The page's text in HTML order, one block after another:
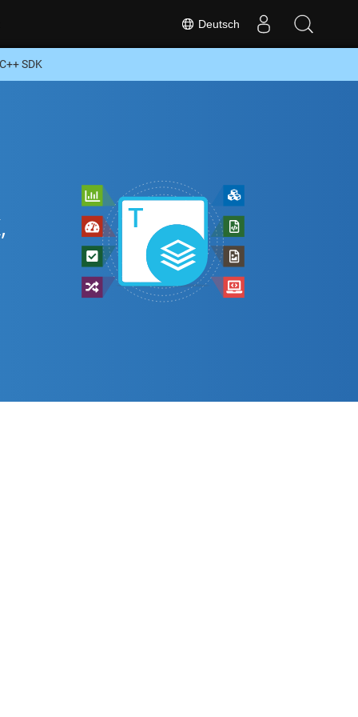
Deutsch
SDK